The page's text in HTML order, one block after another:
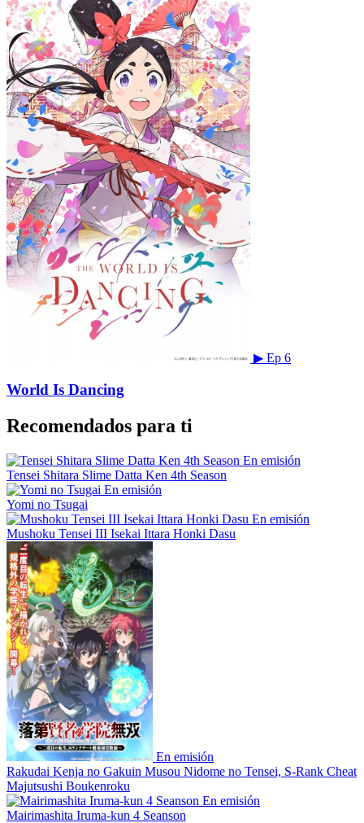
▶ Ep 6
World Is Dancing
Recomendados para ti
En emisión
Tensei Shitara Slime Datta Ken 4th Season
En emisión
Yomi no Tsugai
En emisión
Mushoku Tensei III Isekai Ittara Honki Dasu
En emisión
Rakudai Kenja no Gakuin Musou Nidome no Tensei, S-Rank Cheat
Majutsushi Boukenroku
En emisión
Mairimashita Iruma-kun 4 Seanson